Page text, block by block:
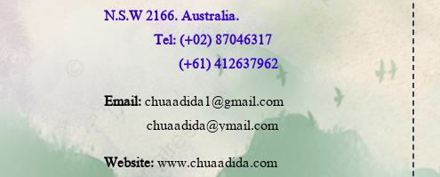
N.S.W 2166. Australia.
Tel: (+02) 87046317
(+61) 412637962
Email: chuaadida1@gmail.com
chuaadida@ymail.com
Website: www.chuaadida.com